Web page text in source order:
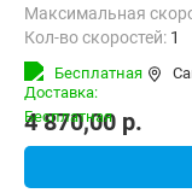
Максимальная
Кол-во скоростей: 1
Передний тормоз:
Задний тормоз:
Бесплатная
4 870,00 p.